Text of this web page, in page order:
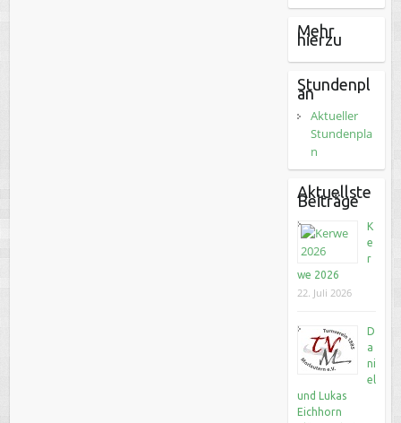
Mehr
hierzu
Stundenpl
an
Aktueller
Stundenpla
n
Aktuellste
Beiträge
K
e
r
we 2026
22. Juli 2026
D
a
ni
el
und Lukas
Eichhorn